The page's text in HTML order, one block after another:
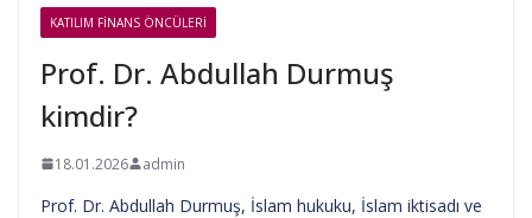
KATILIM FINANS ÖNCÜLERI
Prof. Dr. Abdullah Durmuş
kimdir?
18.01.2026 admin
Prof. Dr. Abdullah Durmuş, İslam hukuku, İslam iktisadı ve